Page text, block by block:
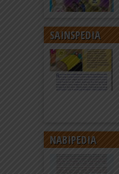
SAINSPEDIA
NABIPEDIA